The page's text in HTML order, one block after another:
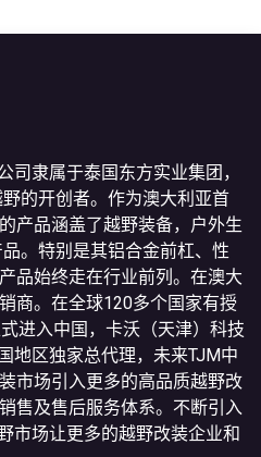
司隶属于泰国东方实业集团，
的开创者。作为澳大利亚首
产品涵盖了越野装备，户外生
。特别是其铝合金前杠、性
品始终走在行业前列。在澳大
商。在全球120多个国家有授
进入中国，卡沃（天津）科技
地区独家总代理，未来TJM中
市场引入更多的高品质越野改
售及售后服务体系。不断引入
市场让更多的越野改装企业和